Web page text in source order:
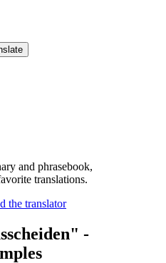
and phrasebook,
translations.
-